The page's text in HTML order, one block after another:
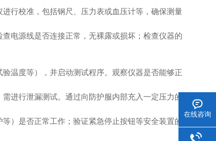
行校准，包括钢尺、压力表或血压计等，确保测量
电源线是否连接正常，无裸露或损坏；检查仪器的
温度等），并启动测试程序。观察仪器是否能够正
行泄漏测试。通过向防护服内部充入一定压力的
是否正常工作；验证紧急停止按钮等安全装置的
在线咨询